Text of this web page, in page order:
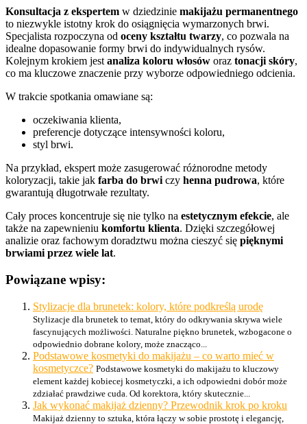
Konsultacja z ekspertem w dziedzinie makijażu permanentnego
to niezwykle istotny krok do osiągnięcia wymarzonych brwi.
Specjalista rozpoczyna od oceny kształtu twarzy, co pozwala na
idealne dopasowanie formy brwi do indywidualnych rysów.
Kolejnym krokiem jest analiza koloru włosów oraz tonacji skóry,
co ma kluczowe znaczenie przy wyborze odpowiedniego odcienia.
W trakcie spotkania omawiane są:
oczekiwania klienta,
preferencje dotyczące intensywności koloru,
styl brwi.
Na przykład, ekspert może zasugerować różnorodne metody
koloryzacji, takie jak farba do brwi czy henna pudrowa, które
gwarantują długotrwałe rezultaty.
Cały proces koncentruje się nie tylko na estetycznym efekcie, ale
także na zapewnieniu komfortu klienta. Dzięki szczegółowej
analizie oraz fachowym doradztwu można cieszyć się pięknymi
brwiami przez wiele lat.
Powiązane wpisy:
Stylizacje dla brunetek: kolory, które podkreślą urodę
Stylizacje dla brunetek to temat, który do odkrywania skrywa wiele
fascynujących możliwości. Naturalne piękno brunetek, wzbogacone o
odpowiednio dobrane kolory, może znacząco...
Podstawowe kosmetyki do makijażu – co warto mieć w
kosmetyczce? Podstawowe kosmetyki do makijażu to kluczowy
element każdej kobiecej kosmetyczki, a ich odpowiedni dobór może
zdziałać prawdziwe cuda. Od korektora, który skutecznie...
Jak wykonać makijaż dzienny? Przewodnik krok po kroku
Makijaż dzienny to sztuka, która łączy w sobie prostotę i elegancję,